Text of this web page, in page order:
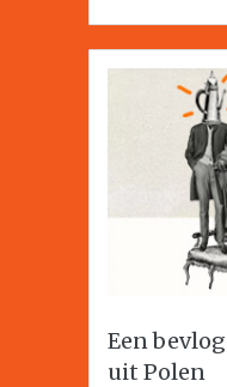
Een
uit Polen